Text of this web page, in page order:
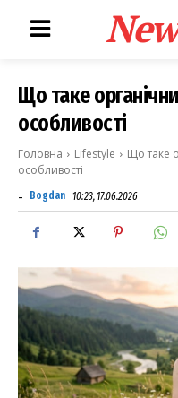
Що таке
особливості
Головна Lifestyle
Що таке
особливості
- Bogdan 10:23, 17.06.2026